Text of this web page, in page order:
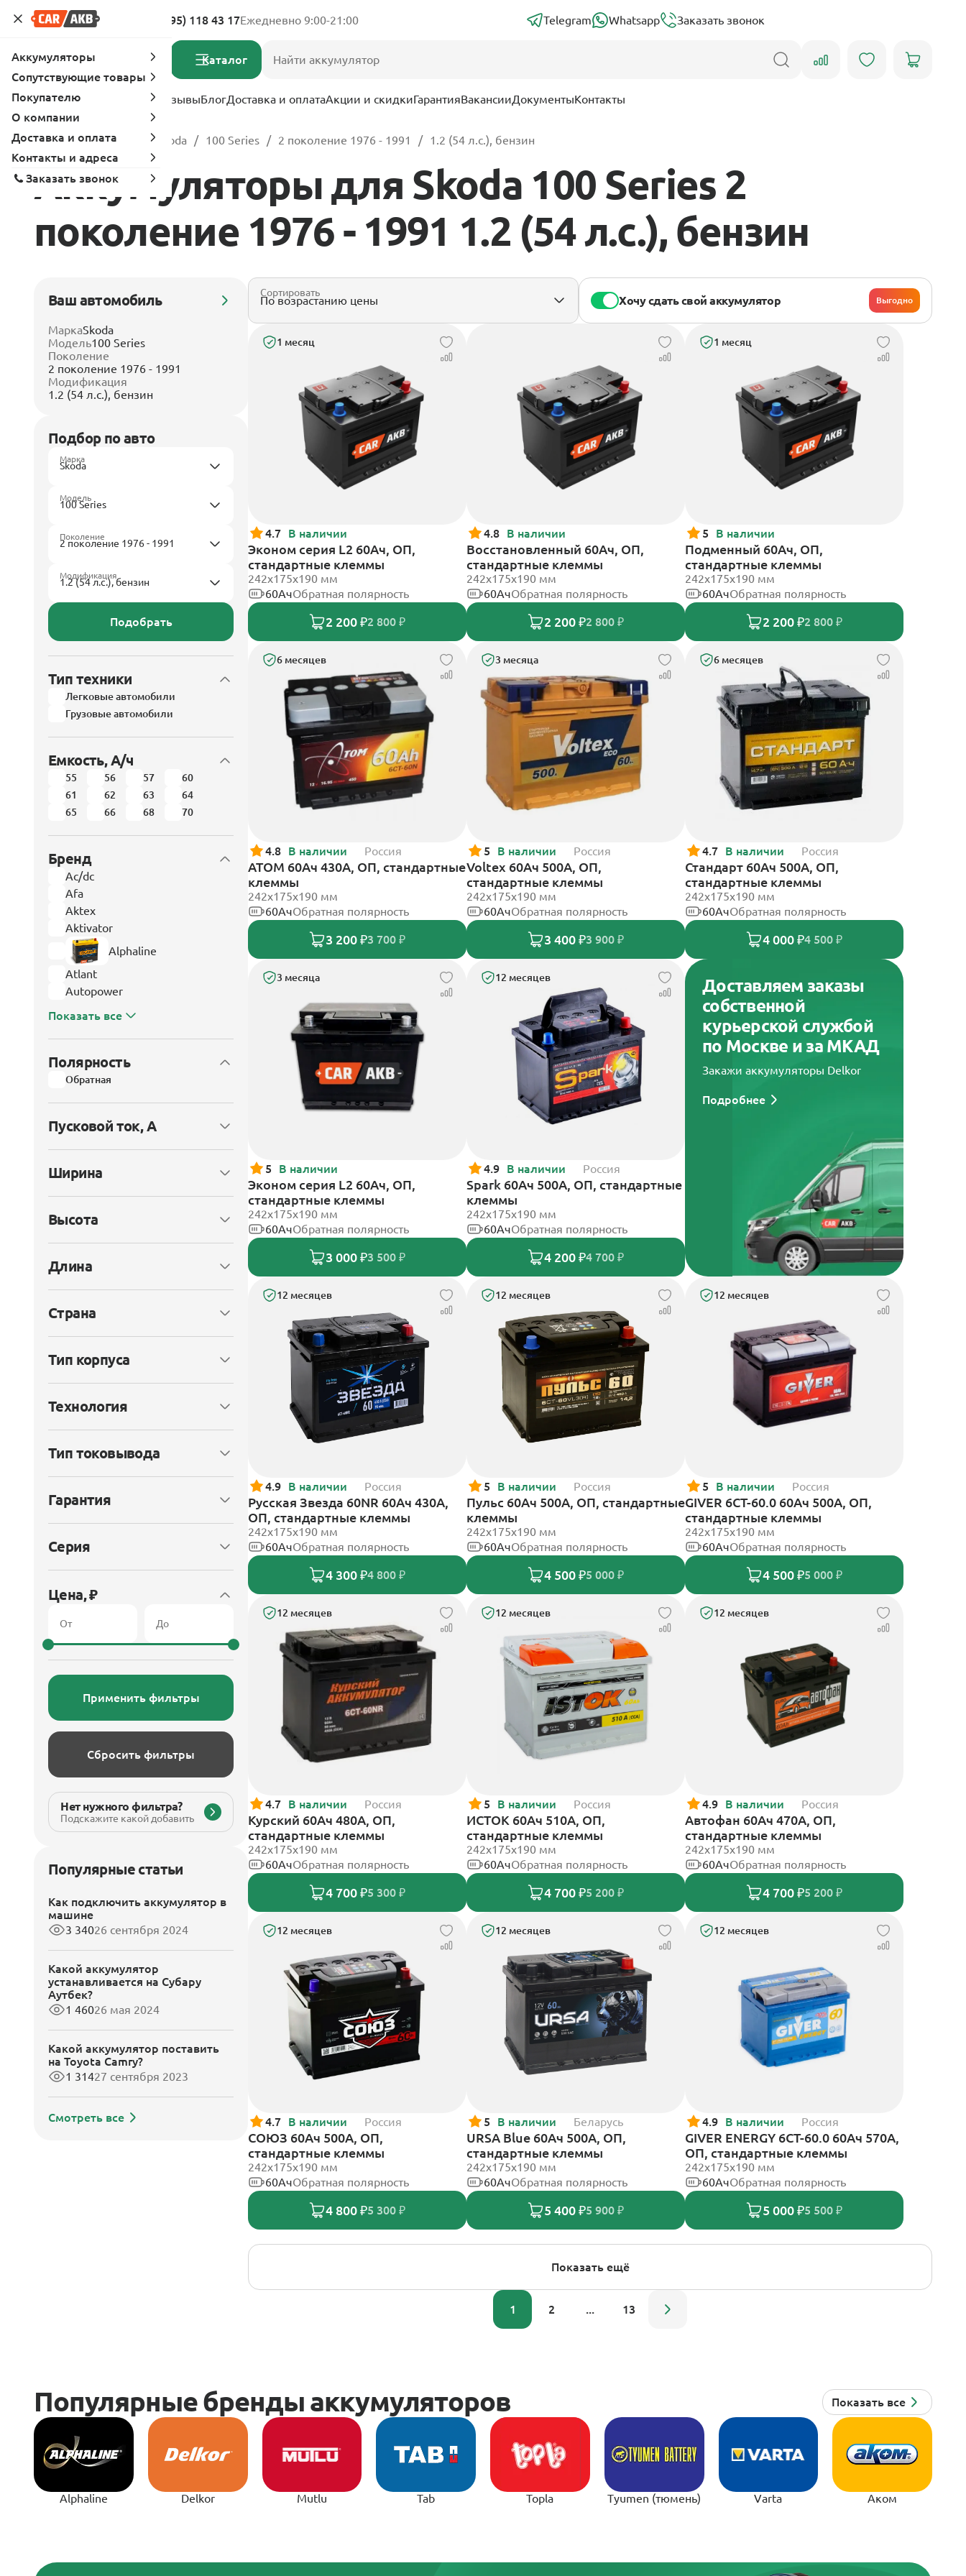
Адреса магазинов 8 (495) 118 43 17Ежедневно 9:00-21:00 Telegram Whatsapp Заказать звонок
Каталог
Услуги Вопрос-ответ ОтзывыБлогДоставка и оплатаАкции и скидкиГарантияВакансииДокументыКонтакты
Главная Каталог Skoda 100 Series 2 поколение 1976 - 1991 1.2 (54 л.с.), бензин
Аккумуляторы для Skoda 100 Series 2
поколение 1976 - 1991 1.2 (54 л.с.), бензин
Ваш автомобиль
МаркаSkoda
Модель100 Series
Поколение
2 поколение 1976 - 1991
Модификация
1.2 (54 л.с.), бензин
Подбор по авто
Марка
Модель
Поколение
Модификация
Подобрать
Тип техники
Легковые автомобили
Грузовые автомобили
Емкость, А/ч
55 56 57
60
61
62 63
64
65
66 68 70
Бренд
Ac/dc
Afa
Aktex
Aktivator
Alphaline
Atlant
Autopower
Показать все
Полярность
Обратная
Пусковой ток, А
Ширина
Высота
Длина
Страна
Тип корпуса
Технология
Тип токовывода
Гарантия
Серия
Цена, ₽
Применить фильтры
Сбросить фильтры
Нет нужного фильтра?
Подскажите какой добавить
Популярные статьи
Как подключить аккумулятор в
машине
3 34026 сентября 2024
Какой аккумулятор
устанавливается на Субару
Аутбек?
1 46026 мая 2024
Какой аккумулятор поставить
на Toyota Camry?
1 31427 сентября 2023
Смотреть все
Сортировать
Хочу сдать свой аккумулятор Выгодно
1 месяц
4.7 В наличии
Эконом серия L2 60Ач, ОП,
стандартные клеммы
242х175х190 мм
60АчОбратная полярность
2 200 ₽2 800 ₽
4.8 В наличии
Восстановленный 60Ач, ОП,
стандартные клеммы
242х175х190 мм
60АчОбратная полярность
2 200 ₽2 800 ₽
1 месяц
5 В наличии
Подменный 60Ач, ОП,
стандартные клеммы
242х175х190 мм
60АчОбратная полярность
2 200 ₽2 800 ₽
6 месяцев
4.8 В наличии Россия
АТОМ 60Ач 430А, ОП, стандартные
клеммы
242х175х190 мм
60АчОбратная полярность
3 200 ₽3 700 ₽
3 месяца
5 В наличии Россия
Voltex 60Ач 500А, ОП,
стандартные клеммы
242х175х190 мм
60АчОбратная полярность
3 400 ₽3 900 ₽
6 месяцев
4.7 В наличии Россия
Стандарт 60Ач 500А, ОП,
стандартные клеммы
242x175x190 мм
60АчОбратная полярность
4 000 ₽4 500 ₽
3 месяца
5 В наличии
Эконом серия L2 60Ач, ОП,
стандартные клеммы
242х175х190 мм
60АчОбратная полярность
3 000 ₽3 500 ₽
12 месяцев
4.9 В наличии Россия
Spark 60Ач 500А, ОП, стандартные
клеммы
242х175х190 мм
60АчОбратная полярность
4 200 ₽4 700 ₽
Доставляем заказы
собственной
курьерской службой
по Москве и за МКАД
Закажи аккумуляторы Delkor
Подробнее
12 месяцев
4.9 В наличии Россия
Русская Звезда 60NR 60Ач 430А,
ОП, стандартные клеммы
242x175x190 мм
60АчОбратная полярность
4 300 ₽4 800 ₽
12 месяцев
5 В наличии Россия
Пульс 60Ач 500А, ОП, стандартные
клеммы
242x175x190 мм
60АчОбратная полярность
4 500 ₽5 000 ₽
12 месяцев
5 В наличии Россия
GIVER 6СТ-60.0 60Ач 500А, ОП,
стандартные клеммы
242х175х190 мм
60АчОбратная полярность
4 500 ₽5 000 ₽
12 месяцев
4.7 В наличии Россия
Курский 60Ач 480А, ОП,
стандартные клеммы
242x175x190 мм
60АчОбратная полярность
4 700 ₽5 300 ₽
12 месяцев
5 В наличии Россия
ИСТОК 60Ач 510А, ОП,
стандартные клеммы
242x175x190 мм
60АчОбратная полярность
4 700 ₽5 200 ₽
12 месяцев
4.9 В наличии Россия
Автофан 60Ач 470А, ОП,
стандартные клеммы
242х175х190 мм
60АчОбратная полярность
4 700 ₽5 200 ₽
12 месяцев
4.7 В наличии Россия
СОЮЗ 60Ач 500А, ОП,
стандартные клеммы
242x175x190 мм
60АчОбратная полярность
4 800 ₽5 300 ₽
12 месяцев
5 В наличии Беларусь
URSA Blue 60Ач 500А, ОП,
стандартные клеммы
242х175х190 мм
60АчОбратная полярность
5 400 ₽5 900 ₽
12 месяцев
4.9 В наличии Россия
GIVER ENERGY 6СТ-60.0 60Ач 570А,
ОП, стандартные клеммы
242х175х190 мм
60АчОбратная полярность
5 000 ₽5 500 ₽
Показать ещё
1 2 ... 13
Alphaline Delkor Mutlu Tab Topla Tyumen (тюмень) Varta Аком
Аккумуляторы
Сопутствующие товары
Покупателю
О компании
Доставка и оплата
Контакты и адреса
Заказать звонок